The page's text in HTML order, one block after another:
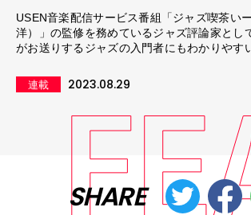
USEN音楽配信サービス番組「ジャズ喫茶い
洋）」の監修を務めているジャズ評論家とし
がお送りするジャズの入門者にもわかりやす
連載 2023.08.29
SHARE